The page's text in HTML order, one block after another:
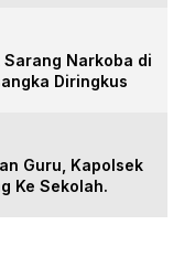
Narkoba di
Diringkus
Guru, Kapolsek
Ke Sekolah.